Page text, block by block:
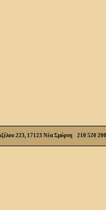
223, 17123 Νέα Σμύρνη 210 520